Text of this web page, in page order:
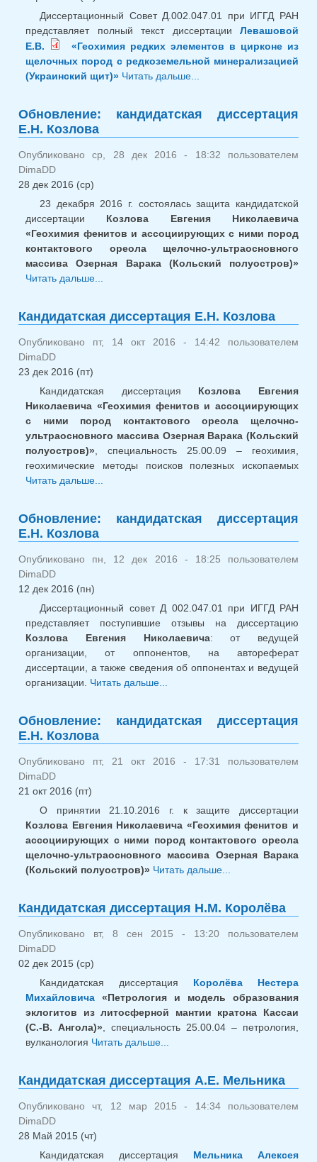
Диссертационный Совет Д.002.047.01 при ИГГД РАН
представляет полный текст диссертации Левашовой
Е.В.
«Геохимия редких элементов в цирконе из
щелочных пород с редкоземельной минерализацией
(Украинский щит)» Читать дальше...
Левашовой
Обновление: кандидатская диссертация
Е.Н. Козлова
Опубликовано ср, 28 дек 2016 - 18:32 пользователем
DimaDD
28 дек 2016 (ср)
23 декабря 2016 г. состоялась защита кандидатской
диссертации Козлова Евгения Николаевича
«Геохимия фенитов и ассоциирующих с ними пород
контактового ореола щелочно-ультраосновного
массива Озерная Варака (Кольский полуостров)»
Читать дальше...
Кандидатская диссертация Е.Н. Козлова
Опубликовано пт, 14 окт 2016 - 14:42 пользователем
DimaDD
23 дек 2016 (пт)
Кандидатская диссертация Козлова Евгения
Николаевича «Геохимия фенитов и ассоциирующих
с ними пород контактового ореола щелочно-
ультраосновного массива Озерная Варака (Кольский
полуостров)», специальность 25.00.09 – геохимия,
геохимические методы поисков полезных ископаемых
Читать дальше...
Обновление: кандидатская диссертация
Е.Н. Козлова
Опубликовано пн, 12 дек 2016 - 18:25 пользователем
DimaDD
12 дек 2016 (пн)
Диссертационный совет Д 002.047.01 при ИГГД РАН
представляет поступившие отзывы на диссертацию
Козлова Евгения Николаевича: от ведущей
организации, от оппонентов, на автореферат
диссертации, а также сведения об оппонентах и ведущей
организации. Читать дальше...
Обновление: кандидатская диссертация
Е.Н. Козлова
Опубликовано пт, 21 окт 2016 - 17:31 пользователем
DimaDD
21 окт 2016 (пт)
О принятии 21.10.2016 г. к защите диссертации
Козлова Евгения Николаевича «Геохимия фенитов и
ассоциирующих с ними пород контактового ореола
щелочно-ультраосновного массива Озерная Варака
(Кольский полуостров)» Читать дальше...
диссертация
Е.Н. Козлова
Кандидатская диссертация Н.М. Королёва
Опубликовано вт, 8 сен 2015 - 13:20 пользователем
DimaDD
02 дек 2015 (ср)
Кандидатская диссертация Королёва Нестера
Михайловича «Петрология и модель образования
эклогитов из литосферной мантии кратона Кассаи
(С.-В. Ангола)», специальность 25.00.04 – петрология,
вулканология Читать дальше...
Кандидатская диссертация А.Е. Мельника
Опубликовано чт, 12 мар 2015 - 14:34 пользователем
DimaDD
28 Май 2015 (чт)
Кандидатская диссертация Мельника Алексея